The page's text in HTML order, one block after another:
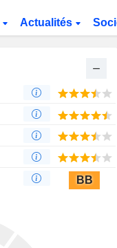
Actualités
BB